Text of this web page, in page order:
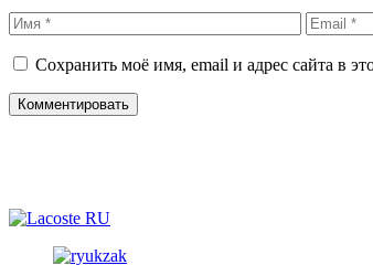
Имя Email
Сохранить моё имя, email и адрес сайта в